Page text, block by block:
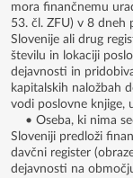
mora finančnemu
53. čl. ZFU) v 8 dneh
Slovenije ali drug
številu in lokaciji
dejavnosti in
kapitalskih naložbah
vodi poslovne knjige,
• Oseba, ki nima
Sloveniji predloži
davčni register
dejavnosti na